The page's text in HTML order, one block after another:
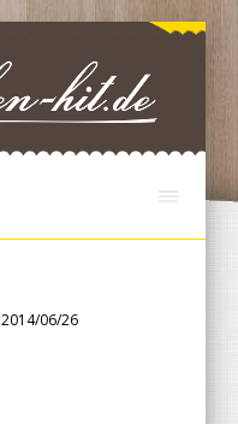
2014/06/26